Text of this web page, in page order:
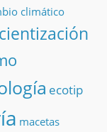
climático
ecotip
macetas